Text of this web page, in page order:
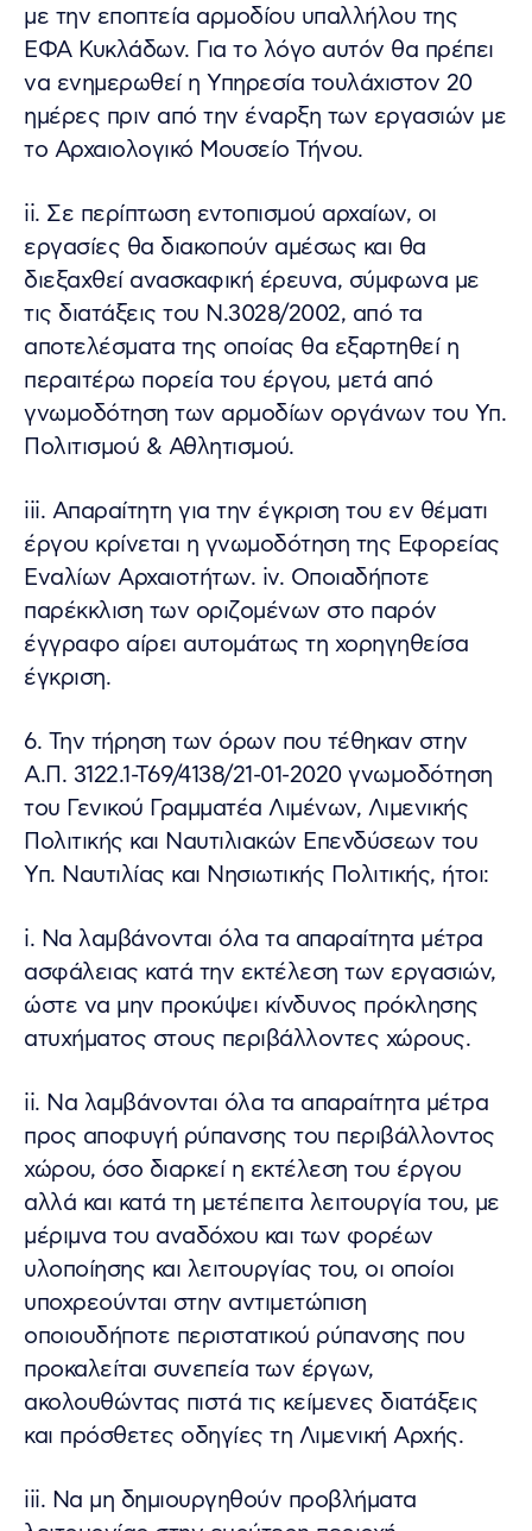
με την εποπτεία αρμοδίου υπαλλήλου της
ΕΦΑ Κυκλάδων. Για το λόγο αυτόν θα πρέπει
να ενημερωθεί η Υπηρεσία τουλάχιστον 20
ημέρες πριν από την έναρξη των εργασιών με
το Αρχαιολογικό Μουσείο Τήνου.
ii. Σε περίπτωση εντοπισμού αρχαίων, οι
εργασίες θα διακοπούν αμέσως και θα
διεξαχθεί ανασκαφική έρευνα, σύμφωνα με
τις διατάξεις του Ν.3028/2002, από τα
αποτελέσματα της οποίας θα εξαρτηθεί η
περαιτέρω πορεία του έργου, μετά από
γνωμοδότηση των αρμοδίων οργάνων του Υπ.
Πολιτισμού & Αθλητισμού.
iii. Απαραίτητη για την έγκριση του εν θέματι
έργου κρίνεται η γνωμοδότηση της Εφορείας
Εναλίων Αρχαιοτήτων. iv. Οποιαδήποτε
παρέκκλιση των οριζομένων στο παρόν
έγγραφο αίρει αυτομάτως τη χορηγηθείσα
έγκριση.
6. Την τήρηση των όρων που τέθηκαν στην
Α.Π. 3122.1-Τ69/4138/21-01-2020 γνωμοδότηση
του Γενικού Γραμματέα Λιμένων, Λιμενικής
Πολιτικής και Ναυτιλιακών Επενδύσεων του
Υπ. Ναυτιλίας και Νησιωτικής Πολιτικής, ήτοι:
i. Να λαμβάνονται όλα τα απαραίτητα μέτρα
ασφάλειας κατά την εκτέλεση των εργασιών,
ώστε να μην προκύψει κίνδυνος πρόκλησης
ατυχήματος στους περιβάλλοντες χώρους.
ii. Να λαμβάνονται όλα τα απαραίτητα μέτρα
προς αποφυγή ρύπανσης του περιβάλλοντος
χώρου, όσο διαρκεί η εκτέλεση του έργου
αλλά και κατά τη μετέπειτα λειτουργία του, με
μέριμνα του αναδόχου και των φορέων
υλοποίησης και λειτουργίας του, οι οποίοι
υποχρεούνται στην αντιμετώπιση
οποιουδήποτε περιστατικού ρύπανσης που
προκαλείται συνεπεία των έργων,
ακολουθώντας πιστά τις κείμενες διατάξεις
και πρόσθετες οδηγίες τη Λιμενική Αρχής.
iii. Να μη δημιουργηθούν προβλήματα